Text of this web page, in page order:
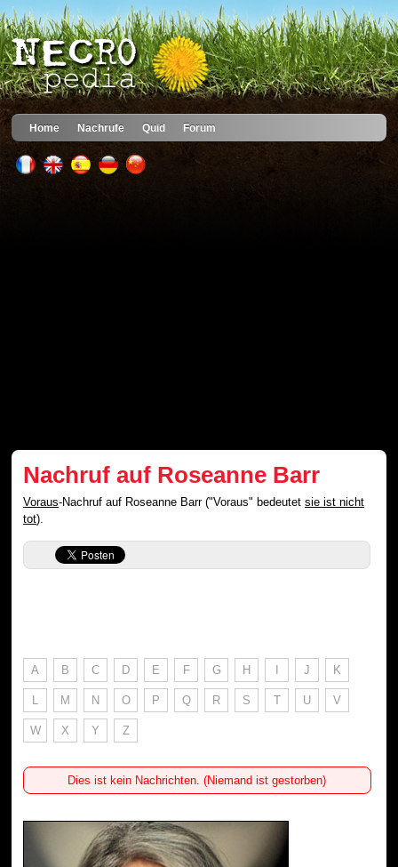
Home Nachrufe Quid Forum
Nachruf auf Roseanne Barr
Voraus-Nachruf auf Roseanne Barr ("Voraus" bedeutetsie ist nicht
tot).
A B C D E F G H I J K
L M N O P Q R S T U V
W X Y Z
Dies ist kein Nachrichten. (Niemand ist gestorben)